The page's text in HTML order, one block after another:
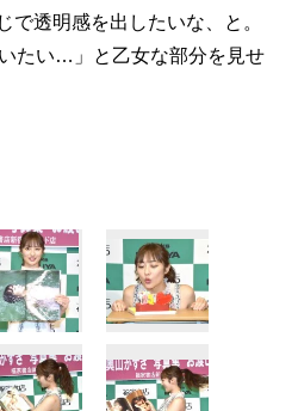
で透明感を出したいな、と。
たい…」と乙女な部分を見せ